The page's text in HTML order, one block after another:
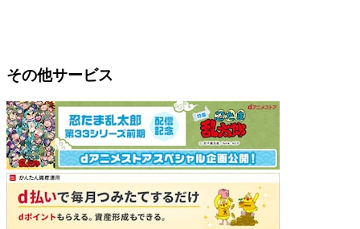
その他サービス